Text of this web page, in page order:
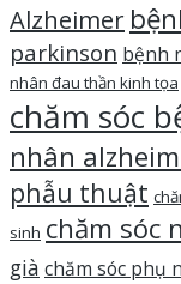
Alzheimer
parkinson bệnh
nhân đau thần kinh tọa
chăm sóc
nhân
phẫu thuật
sinh chăm sóc
già chăm sóc phụ